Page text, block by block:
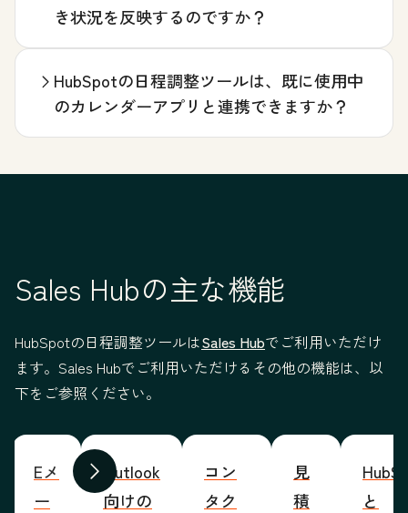
き状況を反映するのですか？
HubSpotの日程調整ツールは、既に使用中
のカレンダーアプリと連携できますか？
Sales Hubの主な機能
HubSpotの日程調整ツールはSales Hubでご利用いただけ
ます。Sales Hubでご利用いただけるその他の機能は、以
下をご参照ください。
前へ 次へ
Eメ
ー
Outlook
向けの
コン
タク
見
積
と